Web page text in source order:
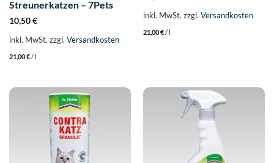
Streunerkatzen – 7Pets
10,50€
inkl. MwSt. zzgl. Versandkosten
21,00€/ l
inkl. MwSt. zzgl. Versandkosten
21,00€/ l